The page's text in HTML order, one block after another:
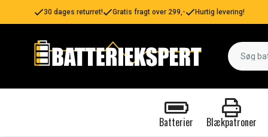
30 dages returret! Gratis fragt over 299,- Hurtig levering!
Batterier Blækpatroner